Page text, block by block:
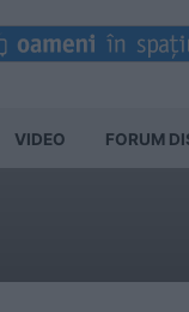
VIDEO FORUM